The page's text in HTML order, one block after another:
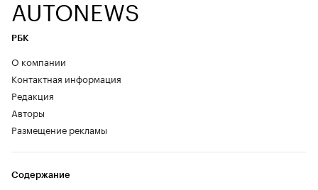
AUTONEWS
РБК
О компании
Контактная информация
Редакция
Авторы
Размещение рекламы
Содержание